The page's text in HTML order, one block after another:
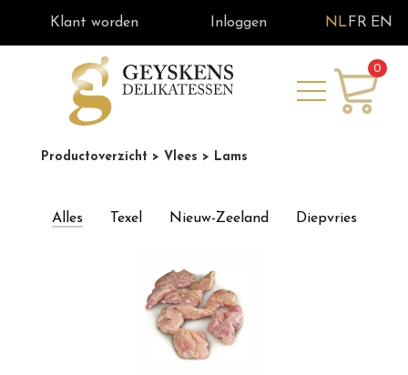
Klant worden Inloggen NL FR EN
0
Productoverzicht > Vlees > Lams
Alles Texel Nieuw-Zeeland Diepvries